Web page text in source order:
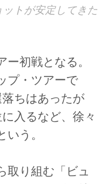
トが安定してきた
初戦となる。
プ・ツアーで
ちはあったが
入るなど、徐々
う。
取り組む「ビュ